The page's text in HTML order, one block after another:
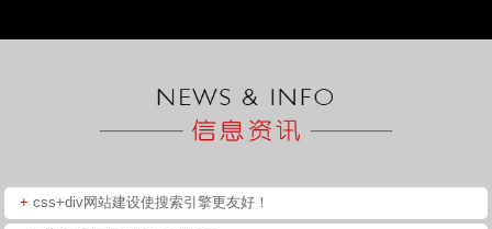
+ css+div网站建设使搜索引擎更友好！